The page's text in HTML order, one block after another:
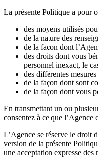
La présente Politique a pour
des moyens utilisés
de la nature des
de la façon dont
des droits dont vous
personnel inexact, le
des différentes
de la façon dont sont
de la façon dont vous
En transmettant un ou
consentez à ce que
L’Agence se réserve le droit
version de la présente
une acceptation expresse des